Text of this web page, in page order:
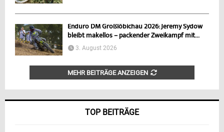
Enduro DM Großlöbichau 2026: Jeremy Sydow
bleibt makellos – packender Zweikampf mit...
3. August 2026
MEHR BEITRÄGE ANZEIGEN
TOP BEITRÄGE